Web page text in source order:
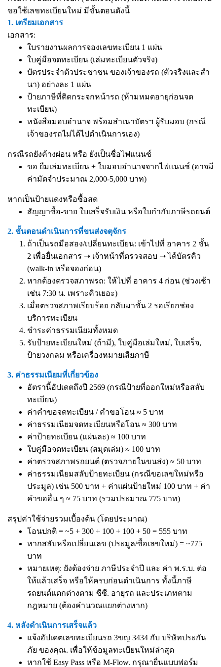
ขอใช้เลขทะเบียนใหม่ มีขั้นตอนดังนี้
1. เตรียมเอกสาร
เอกสาร:
ใบรายงานผลการจองเลขทะเบียน 1 แผ่น
ใบคู่มือจดทะเบียน (เล่มทะเบียนตัวจริง)
บัตรประจำตัวประชาชน ของเจ้าของรถ (ตัวจริงและสำ
นา) อย่างละ 1 แผ่น
ป้ายภาษีที่ติดกระจกหน้ารถ (ห้ามหมดอายุก่อนจด
ทะเบียน)
หนังสือมอบอำนาจ พร้อมสำเนาบัตรฯ ผู้รับมอบ (กรณี
เจ้าของรถไม่ได้ไปดำเนินการเอง)
กรณีรถยังค้างผ่อน หรือ ยังเป็นชื่อไฟแนนซ์
ขอ ยืมเล่มทะเบียน + ใบมอบอำนาจจากไฟแนนซ์ (อาจมี
ค่ามัดจำประมาณ 2,000-5,000 บาท)
หากเป็นป้ายแดงหรือซื้อสด
สัญญาซื้อ-ขาย ใบเสร็จรับเงิน หรือใบกำกับภาษีรถยนต์
2. ขั้นตอนดำเนินการที่ขนส่งจตุจักร
ถ้าเป็นรถมือสอง/เปลี่ยนทะเบียน: เข้าไปที่ อาคาร 2 ชั้น
2 เพื่อยื่นเอกสาร ➝ เจ้าหน้าที่ตรวจสอบ ➝ ได้บัตรคิว
(walk-in หรือจองก่อน)
หากต้องตรวจสภาพรถ: ให้ไปที่ อาคาร 4 ก่อน (ช่วงเช้า
เช่น 7:30 น. เพราะคิวเยอะ)
เมื่อตรวจสภาพเรียบร้อย กลับมาชั้น 2 รอเรียกช่อง
บริการทะเบียน
ชำระค่าธรรมเนียมทั้งหมด
รับป้ายทะเบียนใหม่ (ถ้ามี), ใบคู่มือเล่มใหม่, ใบเสร็จ,
ป้ายวงกลม หรือเครื่องหมายเสียภาษี
3. ค่าธรรมเนียมที่เกี่ยวข้อง
อัตรานี้อัปเดตถึงปี 2569 (กรณีป้ายที่ออกใหม่หรือสลับ
ทะเบียน)
ค่าคำขอจดทะเบียน / คำขอโอน ≈ 5 บาท
ค่าธรรมเนียมจดทะเบียนหรือโอน ≈ 300 บาท
ค่าป้ายทะเบียน (แผ่นละ) ≈ 100 บาท
ใบคู่มือจดทะเบียน (สมุดเล่ม) ≈ 100 บาท
ค่าตรวจสภาพรถยนต์ (ตรวจภายในขนส่ง) ≈ 50 บาท
ค่าธรรมเนียมสลับป้ายทะเบียน (กรณีขอเลขใหม่หรือ
ประมูล) เช่น 500 บาท + ค่าแผ่นป้ายใหม่ 100 บาท + ค่า
คำขออื่น ๆ ≈ 75 บาท (รวมประมาณ 775 บาท)
สรุปค่าใช้จ่ายรวมเบื้องต้น (โดยประมาณ)
โอนปกติ = ~5 + 300 + 100 + 100 + 50 = 555 บาท
หากสลับหรือเปลี่ยนเลข (ประมูล/ซื้อเลขใหม่) = ~775
บาท
หมายเหตุ: ยังต้องจ่าย ภาษีประจำปี และ ค่า พ.ร.บ. ต่อ
ให้แล้วเสร็จ หรือให้ครบก่อนดำเนินการ ทั้งนี้ภาษี
รถยนต์แตกต่างตาม ซีซี. อายุรถ และประเภทตาม
กฎหมาย (ต้องคำนวณแยกต่างหาก)
4. หลังดำเนินการเสร็จแล้ว
แจ้งอัปเดตเลขทะเบียนรถ 3ขญ 3434 กับ บริษัทประกัน
ภัย ของคุณ. เพื่อให้ข้อมูลทะเบียนใหม่ล่าสุด
หากใช้ Easy Pass หรือ M-Flow. กรุณายื่นแบบฟอร์ม